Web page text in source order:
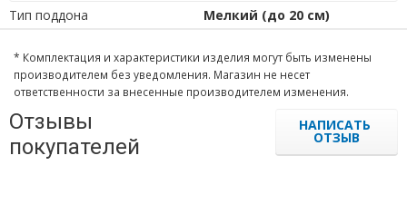
Тип поддона
Мелкий (до 20 см)
* Комплектация и характеристики изделия могут быть изменены
производителем без уведомления. Магазин не несет
ответственности за внесенные производителем изменения.
Отзывы
покупателей
НАПИСАТЬ
ОТЗЫВ